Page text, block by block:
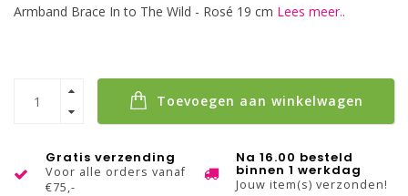
Armband Brace In to The Wild - Rosé 19 cm Lees meer..
Toevoegen aan winkelwagen
Gratis verzending
Voor alle orders vanaf
€75,-
Na 16.00 besteld
binnen 1 werkdag
Jouw item(s) verzonden!